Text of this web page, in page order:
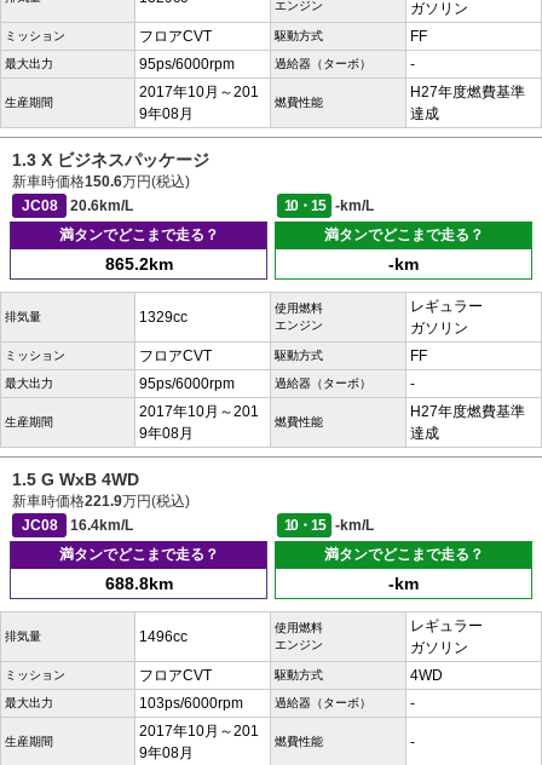
エンジン ガソリン
ミッション フロアCVT 駆動方式 FF
最大出力 95ps/6000rpm 過給器（ターボ） -
生産期間
2017年10月～201
9年08月
燃費性能
H27年度燃費基準
達成
1.3 X ビジネスパッケージ
新車時価格150.6万円(税込)
JC08
20.6km/L 10・15
-km/L
満タンでどこまで走る？
865.2km
満タンでどこまで走る？
-km
排気量 1329cc
使用燃料
エンジン
レギュラー
ガソリン
ミッション フロアCVT 駆動方式 FF
最大出力 95ps/6000rpm 過給器（ターボ） -
生産期間
2017年10月～201
9年08月
燃費性能
H27年度燃費基準
達成
1.5 G WxB 4WD
新車時価格221.9万円(税込)
JC08
16.4km/L 10・15
-km/L
満タンでどこまで走る？
688.8km
満タンでどこまで走る？
-km
排気量 1496cc
使用燃料
エンジン
レギュラー
ガソリン
ミッション フロアCVT 駆動方式 4WD
最大出力 103ps/6000rpm 過給器（ターボ） -
生産期間
2017年10月～201
9年08月
燃費性能 -